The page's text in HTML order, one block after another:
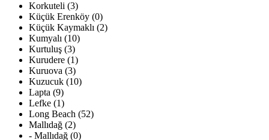
Korkuteli (3)
Küçük Erenköy (0)
Küçük Kaymaklı (2)
Kumyalı (10)
Kurtuluş (3)
Kurudere (1)
Kuruova (3)
Kuzucuk (10)
Lapta (9)
Lefke (1)
Long Beach (52)
Mallıdağ (2)
- Mallıdağ (0)